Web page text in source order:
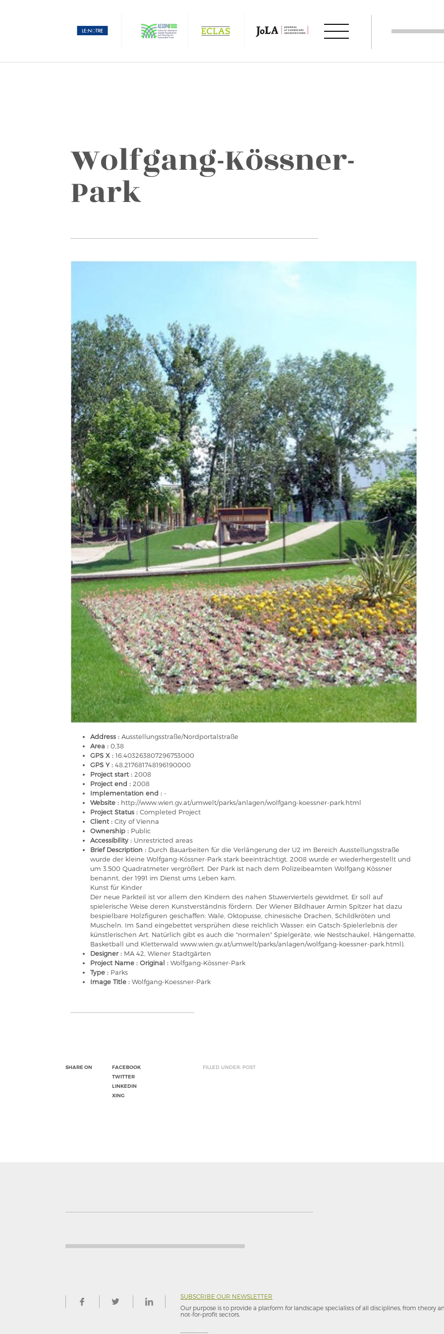
Wolfgang-Kössner-
Park
Address : Ausstellungsstraße/Nordportalstraße
Area : 0,38
GPS X : 16.403263807296753000
GPS Y : 48.217681748196190000
Project start : 2008
Project end : 2008
Implementation end : -
Website : http://www.wien.gv.at/umwelt/parks/anlagen/wolfgang-koessner-park.html
Project Status : Completed Project
Client : City of Vienna
Ownership : Public
Accessibility : Unrestricted areas
Brief Description : Durch Bauarbeiten für die Verlängerung der U2 im Bereich Ausstellungsstraße
wurde der kleine Wolfgang-Kössner-Park stark beeinträchtigt. 2008 wurde er wiederhergestellt und
um 3.500 Quadratmeter vergrößert. Der Park ist nach dem Polizeibeamten Wolfgang Kössner
benannt, der 1991 im Dienst ums Leben kam.
Kunst für Kinder
Der neue Parkteil ist vor allem den Kindern des nahen Stuwerviertels gewidmet. Er soll auf
spielerische Weise deren Kunstverständnis fördern. Der Wiener Bildhauer Armin Spitzer hat dazu
bespielbare Holzfiguren geschaffen: Wale, Oktopusse, chinesische Drachen, Schildkröten und
Muscheln. Im Sand eingebettet versprühen diese reichlich Wasser: ein Gatsch-Spielerlebnis der
künstlerischen Art. Natürlich gibt es auch die "normalen" Spielgeräte, wie Nestschaukel, Hängematte,
Basketball und Kletterwald www.wien.gv.at/umwelt/parks/anlagen/wolfgang-koessner-park.html).
Designer : MA 42, Wiener Stadtgärten
Project Name : Original : Wolfgang-Kössner-Park
Type : Parks
Image Title : Wolfgang-Koessner-Park
SHARE ON
FACEBOOK
TWITTER
LINKEDIN
XING
FILLED UNDER: POST
SUBSCRIBE OUR NEWSLETTER
Our purpose is to provide a platform for landscape specialists of all disciplines, from theory
not-for–profit sectors.